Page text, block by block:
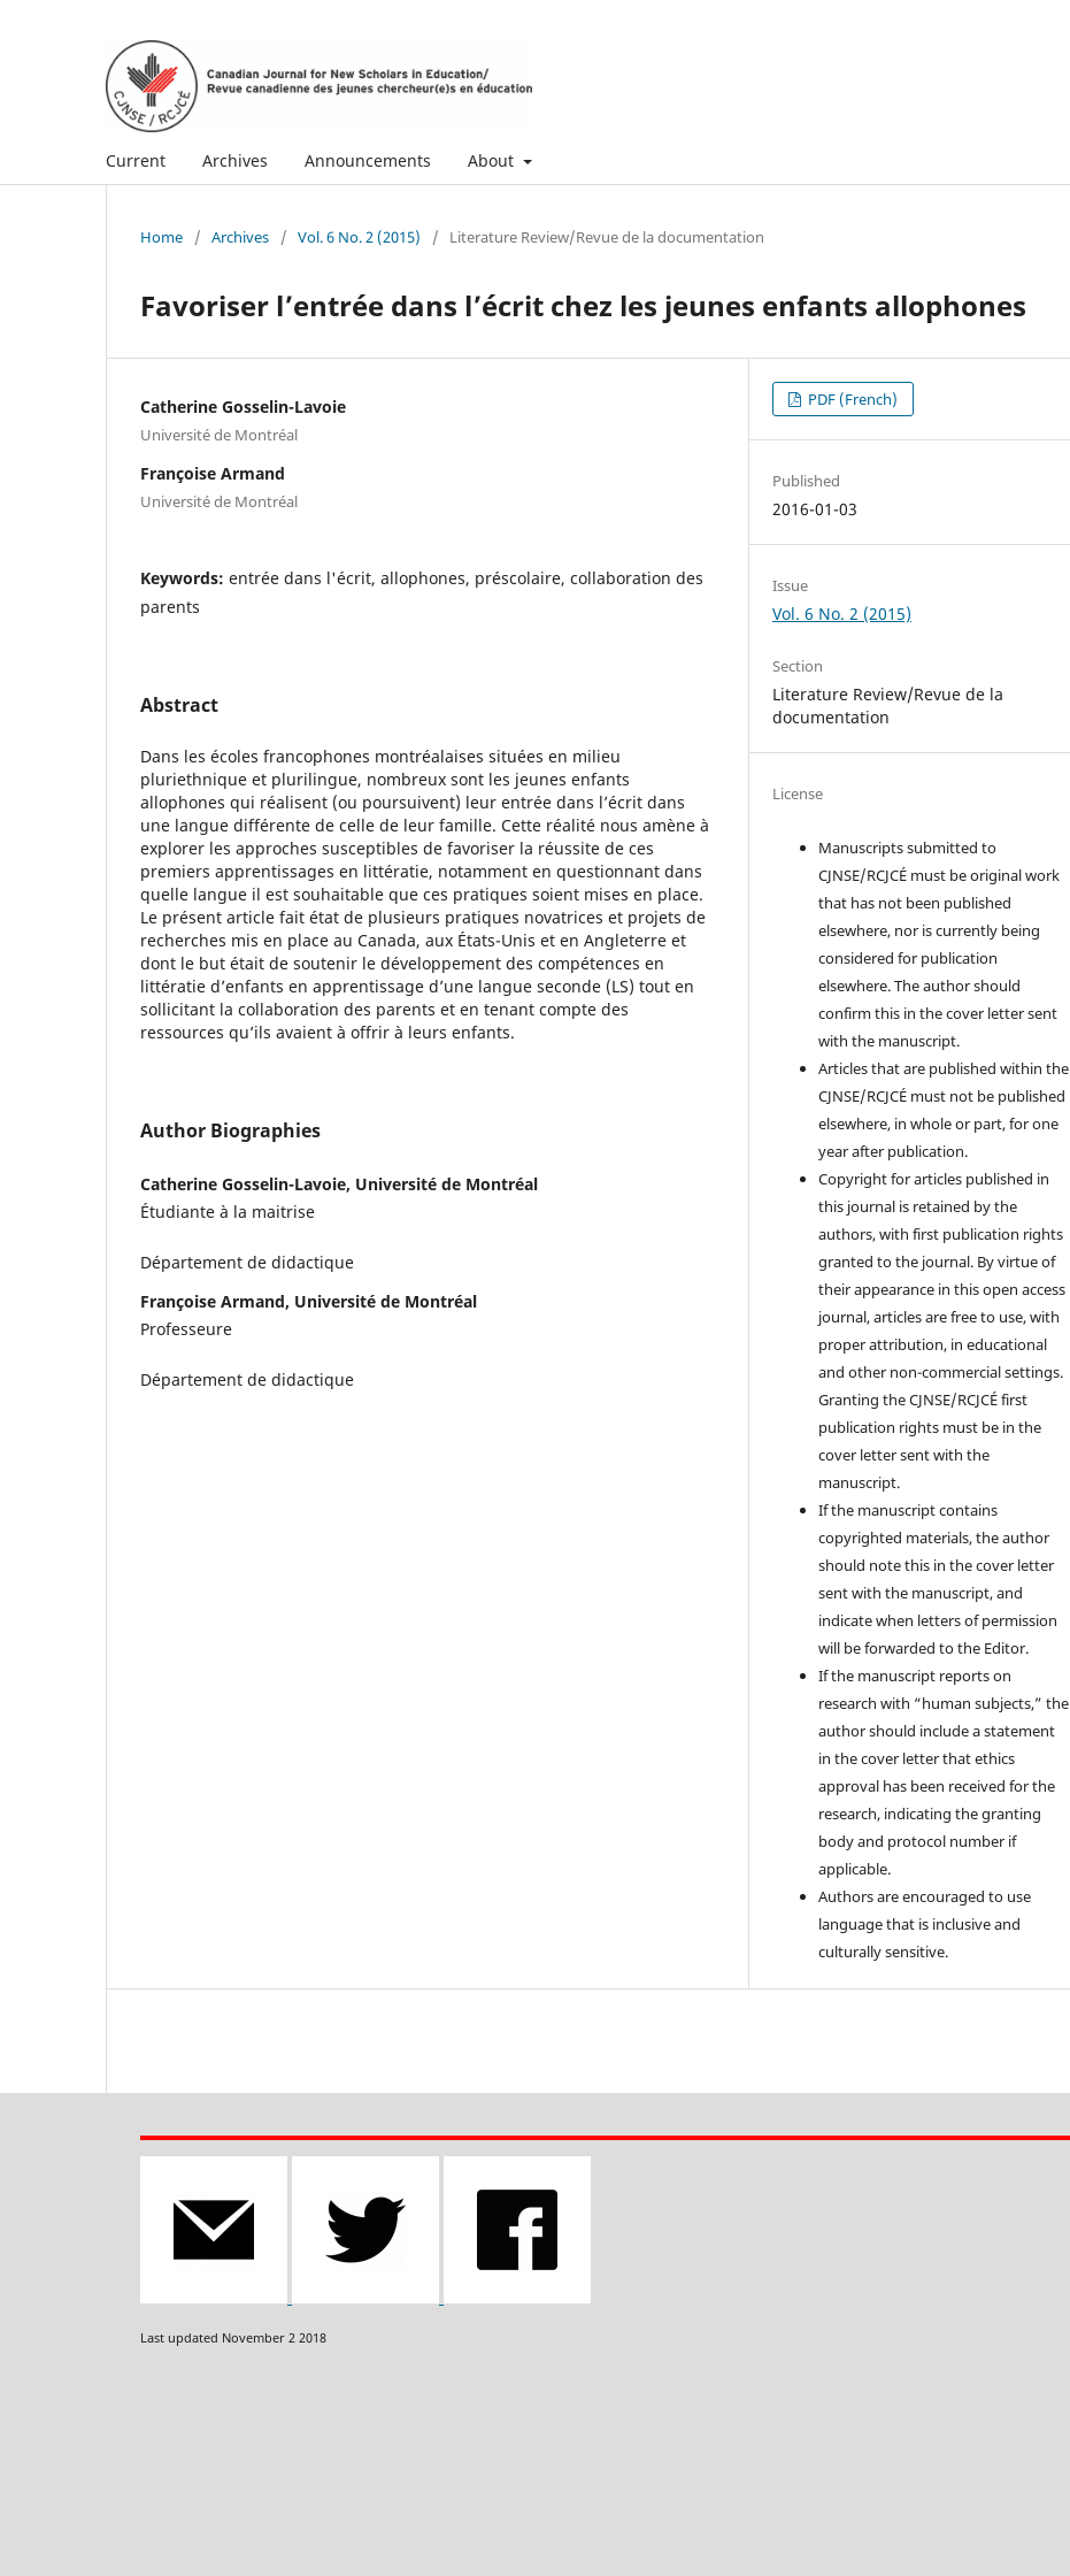
Current Archives Announcements About
Home / Archives / Vol. 6 No. 2 (2015) / Literature Review/Revue de la documentation
Favoriser l’entrée dans l’écrit chez les jeunes enfants allophones
Catherine Gosselin-Lavoie
Université de Montréal
Françoise Armand
Université de Montréal
Keywords: entrée dans l'écrit, allophones, préscolaire, collaboration des
parents
Abstract
Dans les écoles francophones montréalaises situées en milieu
pluriethnique et plurilingue, nombreux sont les jeunes enfants
allophones qui réalisent (ou poursuivent) leur entrée dans l’écrit dans
une langue différente de celle de leur famille. Cette réalité nous amène à
explorer les approches susceptibles de favoriser la réussite de ces
premiers apprentissages en littératie, notamment en questionnant dans
quelle langue il est souhaitable que ces pratiques soient mises en place.
Le présent article fait état de plusieurs pratiques novatrices et projets de
recherches mis en place au Canada, aux États-Unis et en Angleterre et
dont le but était de soutenir le développement des compétences en
littératie d’enfants en apprentissage d’une langue seconde (LS) tout en
sollicitant la collaboration des parents et en tenant compte des
ressources qu’ils avaient à offrir à leurs enfants.
Author Biographies
Catherine Gosselin-Lavoie, Université de Montréal
Étudiante à la maitrise
Département de didactique
Françoise Armand, Université de Montréal
Professeure
Département de didactique
PDF (French)
Published
2016-01-03
Issue
Vol. 6 No. 2 (2015)
Section
Literature Review/Revue de la
documentation
License
Manuscripts submitted to
CJNSE/RCJCÉ must be original work
that has not been published
elsewhere, nor is currently being
considered for publication
elsewhere. The author should
confirm this in the cover letter sent
with the manuscript.
Articles that are published within the
CJNSE/RCJCÉ must not be published
elsewhere, in whole or part, for one
year after publication.
Copyright for articles published in
this journal is retained by the
authors, with first publication rights
granted to the journal. By virtue of
their appearance in this open access
journal, articles are free to use, with
proper attribution, in educational
and other non-commercial settings.
Granting the CJNSE/RCJCÉ first
publication rights must be in the
cover letter sent with the
manuscript.
If the manuscript contains
copyrighted materials, the author
should note this in the cover letter
sent with the manuscript, and
indicate when letters of permission
will be forwarded to the Editor.
If the manuscript reports on
research with “human subjects,” the
author should include a statement
in the cover letter that ethics
approval has been received for the
research, indicating the granting
body and protocol number if
applicable.
Authors are encouraged to use
language that is inclusive and
culturally sensitive.
Last updated November 2 2018